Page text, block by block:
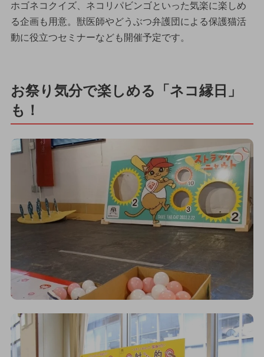
ホゴネコクイズ、ネコリパビンゴといった気楽に楽しめ
る企画も用意。獣医師やどうぶつ弁護団による保護猫活
動に役立つセミナーなども開催予定です。
お祭り気分で楽しめる「ネコ縁日」
も！